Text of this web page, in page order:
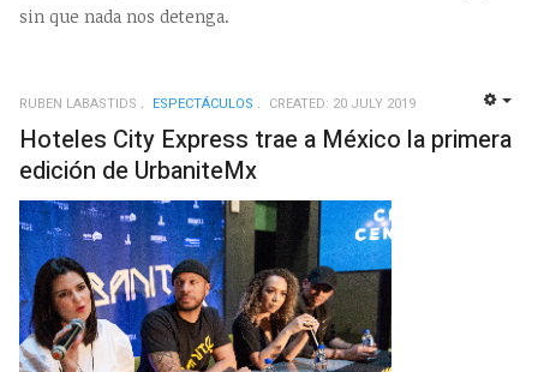
sin que nada nos detenga.
RUBEN LABASTIDS ESPECTÁCULOS CREATED: 20 JULY 2019
Hoteles City Express trae a México la primera
edición de UrbaniteMx